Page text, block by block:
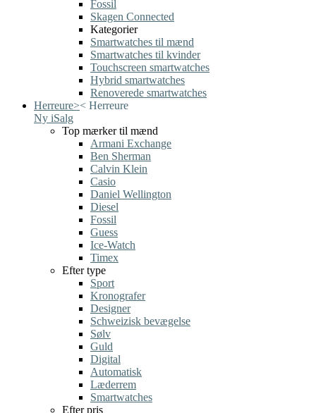
Fossil
Skagen Connected
Kategorier
Smartwatches til mænd
Smartwatches til kvinder
Touchscreen smartwatches
Hybrid smartwatches
Renoverede smartwatches
Herreure>< Herreure
Ny iSalg
Top mærker til mænd
Armani Exchange
Ben Sherman
Calvin Klein
Casio
Daniel Wellington
Diesel
Fossil
Guess
Ice-Watch
Timex
Efter type
Sport
Kronografer
Designer
Schweizisk bevægelse
Sølv
Guld
Digital
Automatisk
Læderrem
Smartwatches
Efter pris